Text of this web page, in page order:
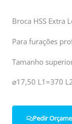
Broca HSS Extra
Para furações
Tamanho
⌀17,50 L1=370
Pedir